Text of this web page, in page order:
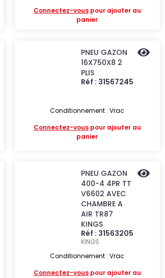
Connectez-vouspour ajouter au
panier
PNEU GAZON
16X750X8 2
PLIS
Réf : 31567245
Conditionnement : Vrac
Connectez-vouspour ajouter au
panier
PNEU GAZON
400-4 4PR TT
V6602 AVEC
CHAMBRE A
AIR TR87
KINGS
Réf : 31563205
KINGS
Conditionnement : Vrac
Connectez-vouspour ajouter au